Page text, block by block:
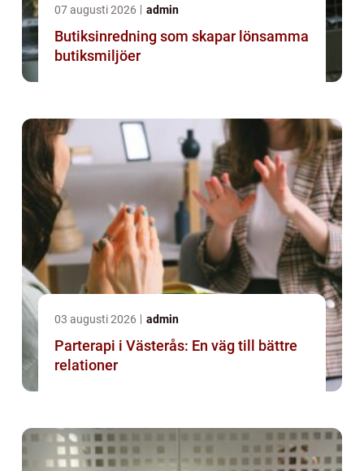
07 augusti 2026 admin
Butiksinredning som skapar lönsamma
butiksmiljöer
03 augusti 2026 admin
Parterapi i Västerås: En väg till bättre
relationer